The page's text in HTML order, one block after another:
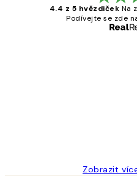
4.4 z 5 hvězdiček Na
Podívejte se zde
Zobrazit